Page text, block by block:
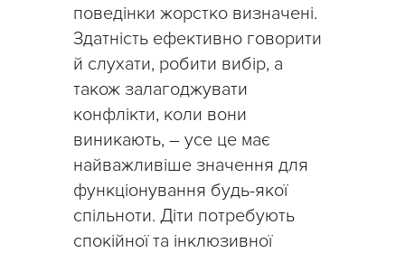
поведінки жорстко визначені.
Здатність ефективно говорити
й слухати, робити вибір, а
також залагоджувати
конфлікти, коли вони
виникають, – усе це має
найважливіше значення для
функціонування будь-якої
спільноти. Діти потребують
спокійної та інклюзивної